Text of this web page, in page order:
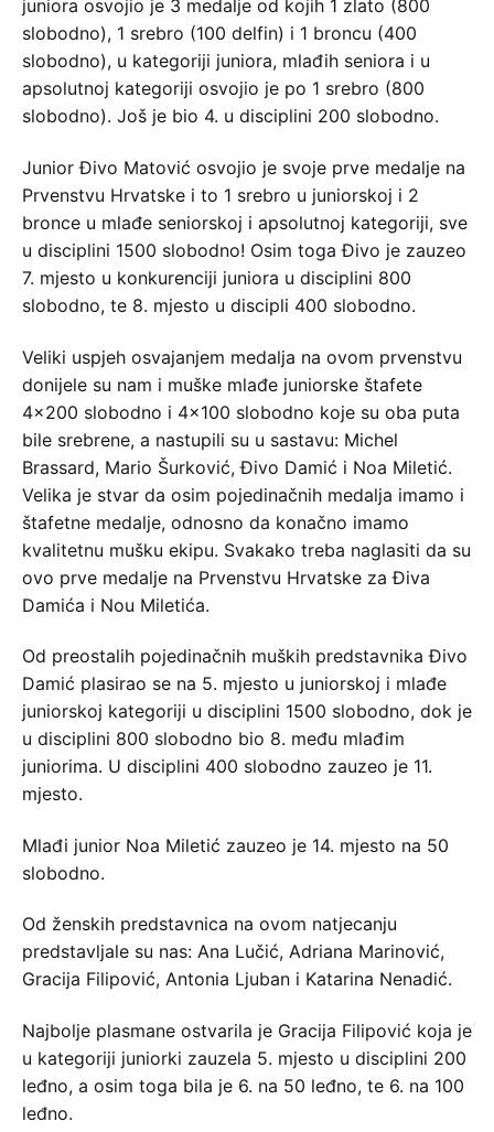
juniora osvojio je 3 medalje od kojih 1 zlato (800
slobodno), 1 srebro (100 delfin) i 1 broncu (400
slobodno), u kategoriji juniora, mlađih seniora i u
apsolutnoj kategoriji osvojio je po 1 srebro (800
slobodno). Još je bio 4. u disciplini 200 slobodno.
Junior Đivo Matović osvojio je svoje prve medalje na
Prvenstvu Hrvatske i to 1 srebro u juniorskoj i 2
bronce u mlađe seniorskoj i apsolutnoj kategoriji, sve
u disciplini 1500 slobodno! Osim toga Đivo je zauzeo
7. mjesto u konkurenciji juniora u disciplini 800
slobodno, te 8. mjesto u discipli 400 slobodno.
Veliki uspjeh osvajanjem medalja na ovom prvenstvu
donijele su nam i muške mlađe juniorske štafete
4×200 slobodno i 4×100 slobodno koje su oba puta
bile srebrene, a nastupili su u sastavu: Michel
Brassard, Mario Šurković, Đivo Damić i Noa Miletić.
Velika je stvar da osim pojedinačnih medalja imamo i
štafetne medalje, odnosno da konačno imamo
kvalitetnu mušku ekipu. Svakako treba naglasiti da su
ovo prve medalje na Prvenstvu Hrvatske za Điva
Damića i Nou Miletića.
Od preostalih pojedinačnih muških predstavnika Đivo
Damić plasirao se na 5. mjesto u juniorskoj i mlađe
juniorskoj kategoriji u disciplini 1500 slobodno, dok je
u disciplini 800 slobodno bio 8. među mlađim
juniorima. U disciplini 400 slobodno zauzeo je 11.
mjesto.
Mlađi junior Noa Miletić zauzeo je 14. mjesto na 50
slobodno.
Od ženskih predstavnica na ovom natjecanju
predstavljale su nas: Ana Lučić, Adriana Marinović,
Gracija Filipović, Antonia Ljuban i Katarina Nenadić.
Najbolje plasmane ostvarila je Gracija Filipović koja je
u kategoriji juniorki zauzela 5. mjesto u disciplini 200
leđno, a osim toga bila je 6. na 50 leđno, te 6. na 100
leđno.